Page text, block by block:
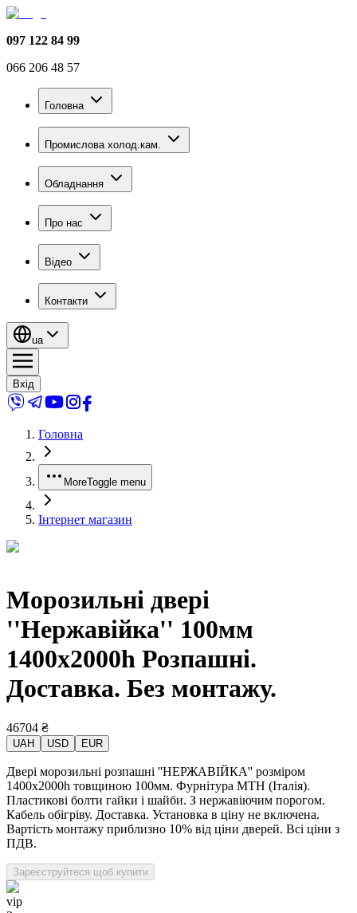
097 122 84 99
066 206 48 57
Головна
Промислова холод.кам.
Обладнання
Про нас
Відео
Контакти
ua
Вхід
Головна
MoreToggle menu
Інтернет магазин
Морозильні двері
''Нержавійка'' 100мм
1400x2000h Розпашні.
Доставка. Без монтажу.
46704 ₴
UAH USD EUR
Двері морозильні розпашні ''НЕРЖАВІЙКА'' розміром
1400х2000h товщиною 100мм. Фурнітура MTH (Італія).
Пластикові болти гайки і шайби. З нержавіючим порогом.
Кабель обігріву. Доставка. Установка в ціну не включена.
Вартість монтажу приблизно 10% від ціни дверей. Всі ціни з
ПДВ.
Зареєструйтеся щоб купити
vip